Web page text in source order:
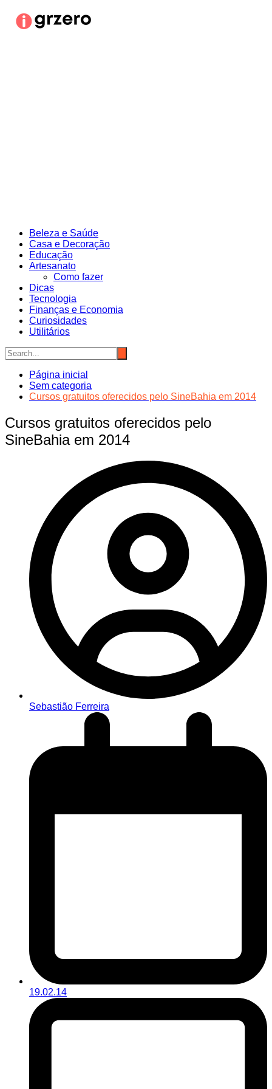
para
Beleza e Saúde
Casa e Decoração
Educação
Artesanato
Como fazer
Dicas
Tecnologia
Finanças e Economia
Curiosidades
Utilitários
Página inicial
Sem categoria
Cursos gratuitos oferecidos pelo SineBahia em 2014
Cursos gratuitos oferecidos pelo
SineBahia em 2014
Sebastião Ferreira
19.02.14